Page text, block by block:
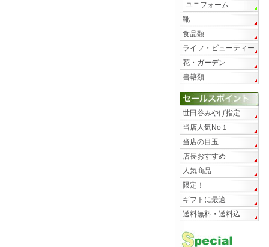
ユニフォーム
靴
食品類
ライフ・ビューティー
花・ガーデン
書籍類
世田谷みやげ指定
当店人気No１
当店の目玉
店長おすすめ
人気商品
限定！
ギフトに最適
送料無料・送料込